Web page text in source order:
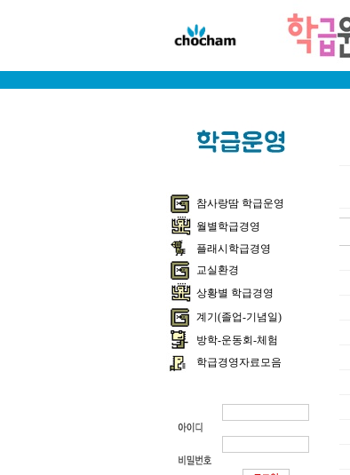
참사랑땀 학급운영
월별학급경영
플래시학급경영
교실환경
상황별 학급경영
계기(졸업-기념일)
방학-운동회-체험
학급경영자료모음